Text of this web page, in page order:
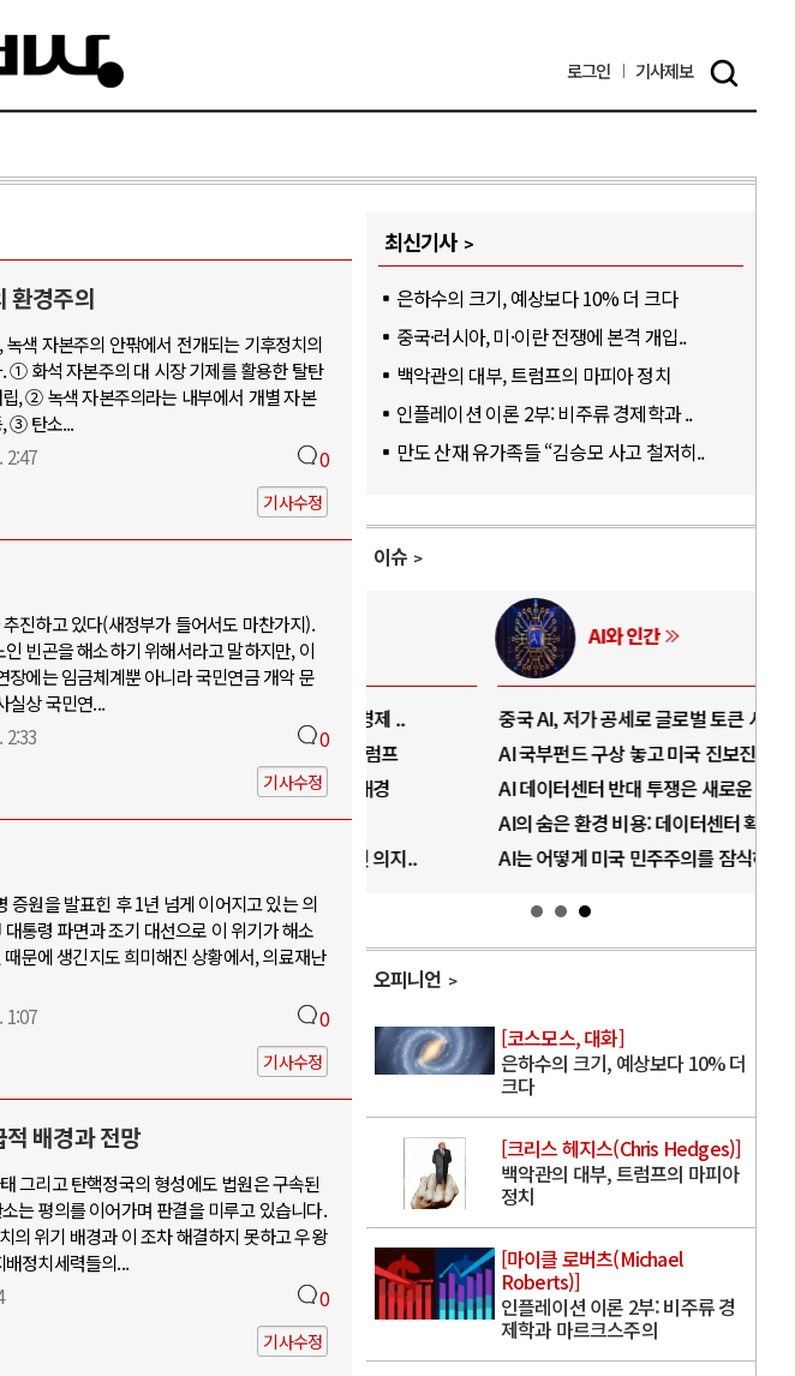
로그인 기사제보
환경주의
색 자본주의 안팎에서 전개되는 기후정치의
① 화석 자본주의 대 시장 기제를 활용한 탈탄
, ② 녹색 자본주의라는 내부에서 개별 자본
, ③ 탄소...
2:47 0
기사수정
진하고 있다(새정부가 들어서도 마찬가지).
빈곤을 해소하기 위해서라고 말하지만, 이
장에는 임금체계뿐 아니라 국민연금 개악 문
실상 국민연...
2:33 0
기사수정
증원을 발표힌 후 1년 넘게 이어지고 있는 의
통령 파면과 조기 대선으로 이 위기가 해소
문에 생긴지도 희미해진 상황에서, 의료재난
1:07 0
기사수정
배경과 전망
그리고 탄핵정국의 형성에도 법원은 구속된
는 평의를 이어가며 판결을 미루고 있습니다.
의 위기 배경과 이 조차 해결하지 못하고 우왕
정치세력들의...
0
기사수정
최신기사
은하수의 크기, 예상보다 10% 더 크다
중국·러시아, 미·이란 전쟁에 본격 개입..
백악관의 대부, 트럼프의 마피아 정치
인플레이션 이론 2부: 비주류 경제학과 ..
만도 산재 유가족들 “김승모 사고 철저히..
이슈
중동 위기
무즈 갈등 격화, 트럼프 정치·경제 ..
무즈 해협 통행료를 철회한 트럼프
이란, 호르무즈 해협 봉쇄 선택한 배경
프, 이란 압박수단 한계 직면
AI와 인간
중국 AI, 저가 공세로 글로벌 토큰 시..
AI 국부펀드 구상 놓고 미국 진보진영 ..
AI 데이터센터 반대 투쟁은 새로운 글로..
AI의 숨은 환경 비용: 데이터센터 확산..
AI는 어떻게 미국 민주주의를 잠식하고 ..
오피니언
[코스모스, 대화]
은하수의 크기, 예상보다 10% 더
크다
[크리스 헤지스(Chris Hedges)]
백악관의 대부, 트럼프의 마피아
정치
[마이클 로버츠(Michael
Roberts)]
인플레이션 이론 2부: 비주류 경
제학과 마르크스주의